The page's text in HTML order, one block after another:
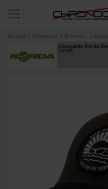
Accueil » Vêtements » Bonnets -
Casquette Korda
[269156]